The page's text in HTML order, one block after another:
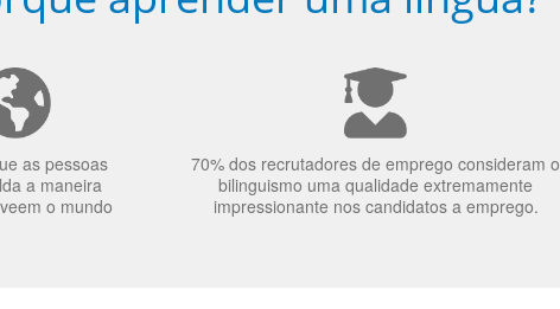
as pessoas
a maneira
o mundo
70% dos recrutadores de emprego consideram o
bilinguismo uma qualidade extremamente
impressionante nos candidatos a emprego.